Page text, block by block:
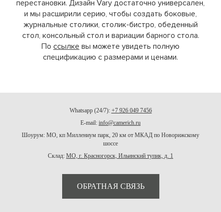
перестановки. Дизайн Vary достаточно универсален,
и мы расширили серию, чтобы создать боковые,
журнальные столики, столик-бистро, обеденный
стол, консольный стол и вариации барного стола.
По ссылке вы можете увидеть полную
спецификацию с размерами и ценами.
Whatsapp (24/7): +7 926 049 7456
E-mail: info@camerich.ru
Шоурум: МО, кп Миллениум парк, 20 км от МКАД по Новорижскому
шоссе
Склад: МО, г. Красногорск, Ильинский тупик, д. 1
ОБРАТНАЯ СВЯЗЬ